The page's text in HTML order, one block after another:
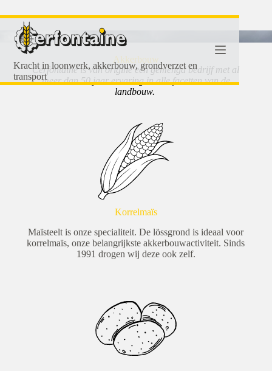
Kracht in loonwerk, akkerbouw, grondverzet en
transport
Akkerbouw
Cerfontaine is van origine een gemengd bedrijf met al
meer dan 50 jaar ervaring in alle facetten van de
landbouw.
Korrelmaïs
Maïsteelt is onze specialiteit. De lössgrond is ideaal voor
korrelmaïs, onze belangrijkste akkerbouwactiviteit. Sinds
1991 drogen wij deze ook zelf.